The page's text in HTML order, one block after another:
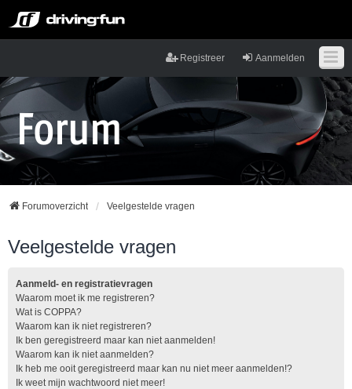
Aanmelden
Registreer
Forumoverzicht Veelgestelde vragen
Veelgestelde vragen
Aanmeld- en registratievragen
Waarom moet ik me registreren?
Wat is COPPA?
Waarom kan ik niet registreren?
Ik ben geregistreerd maar kan niet aanmelden!
Waarom kan ik niet aanmelden?
Ik heb me ooit geregistreerd maar kan nu niet meer aanmelden!?
Ik weet mijn wachtwoord niet meer!